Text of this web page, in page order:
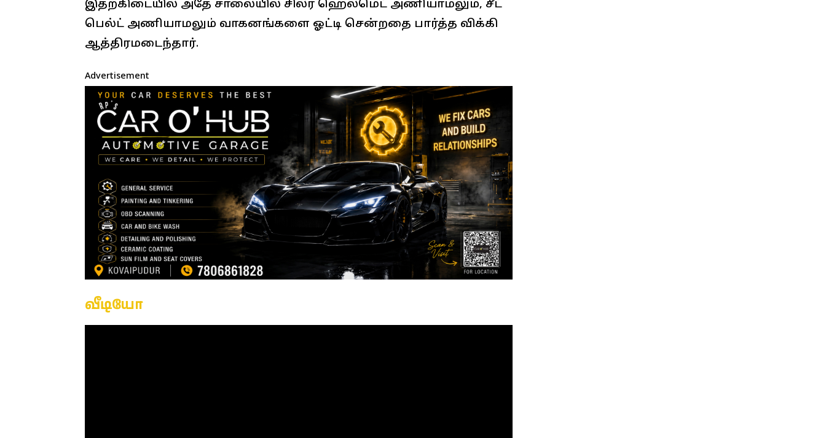
இதற்கிடையில் அதே சாலையில் சிலர் ஹெல்மெட் அணியாமலும், சீட்
பெல்ட் அணியாமலும் வாகனங்களை ஓட்டி சென்றதை பார்த்த விக்கி
ஆத்திரமடைந்தார்.
Advertisement
வீடியோ